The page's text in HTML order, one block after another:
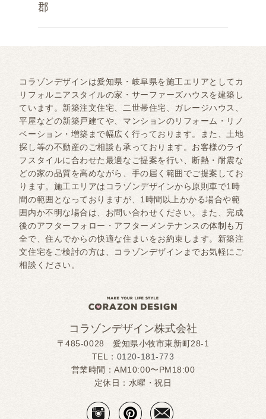
郡
コラゾンデザインは愛知県・岐阜県を施工エリアとしてカ
リフォルニアスタイルの家・サーファーズハウスを建築し
ています。新築注文住宅、二世帯住宅、ガレージハウス、
平屋などの新築戸建てや、マンションのリフォーム・リノ
ベーション・増築まで幅広く行っております。また、土地
探し等の不動産のご相談も承っております。お客様のライ
フスタイルに合わせた最適なご提案を行い、断熱・耐震な
どの家の品質を高めながら、手の届く範囲でご提案してお
ります。施工エリアはコラゾンデザインから原則車で1時
間の範囲となっておりますが、1時間以上かかる場合や範
囲内か不明な場合は、お問い合わせください。また、完成
後のアフターフォロー・アフターメンテナンスの体制も万
全で、住んでからの快適な住まいをお約束します。新築注
文住宅をご検討の方は、コラゾンデザインまでお気軽にご
相談ください。
コラゾンデザイン株式会社
〒485-0028 愛知県小牧市東新町28-1
TEL： 0120-181-773
営業時間：AM10:00〜PM18:00
定休日：水曜・祝日